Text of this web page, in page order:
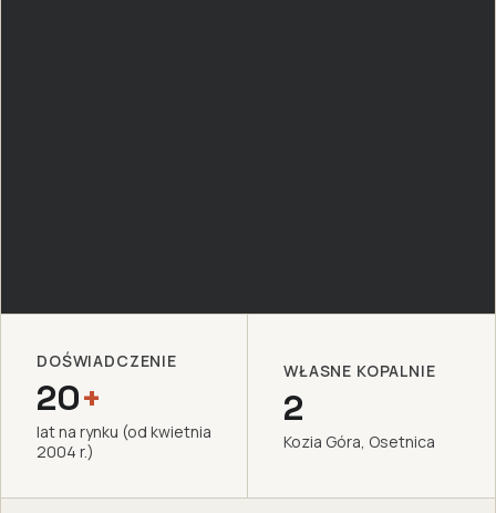
DOŚWIADCZENIE
20+
lat na rynku (od kwietnia
2004 r.)
WŁASNE KOPALNIE
2
Kozia Góra, Osetnica